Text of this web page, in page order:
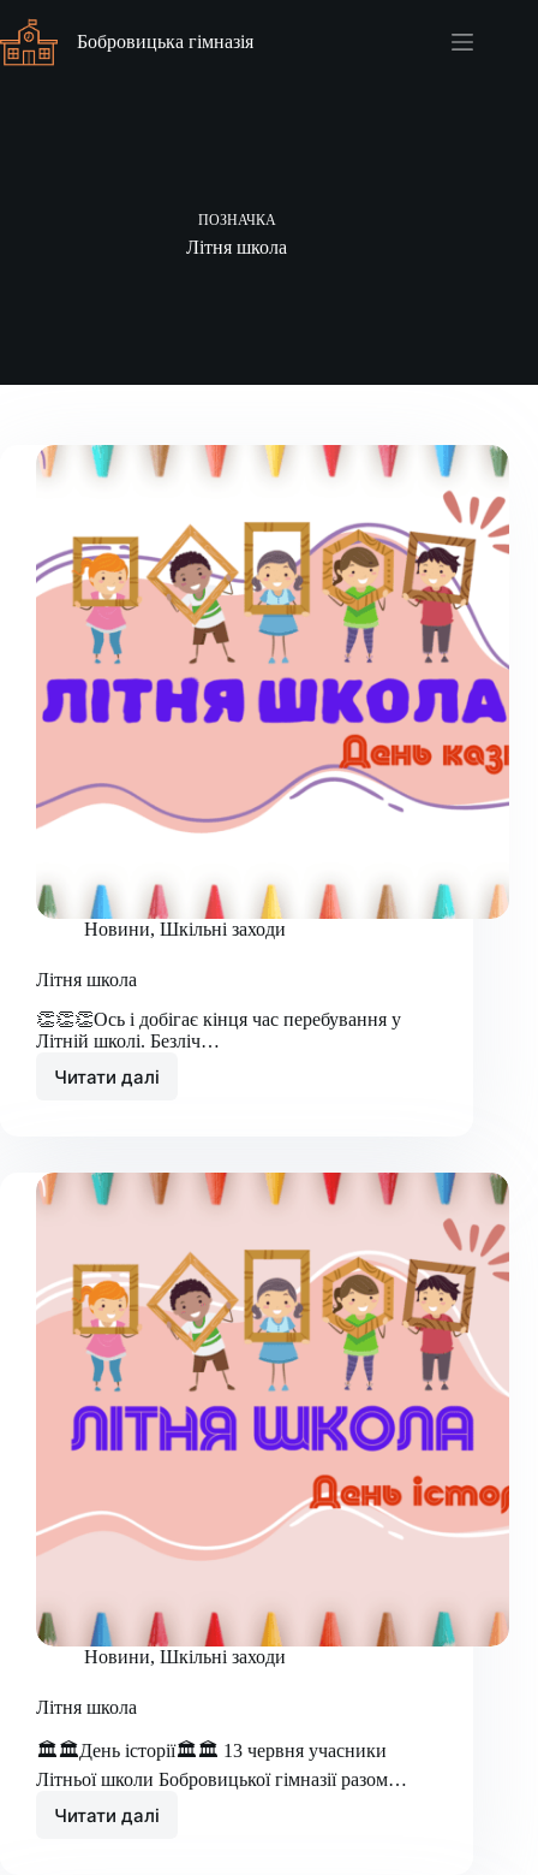
вмісту
Бобровицька гімназія
ПОЗНАЧКА
Літня школа
Новини, Шкільні заходи
Літня школа
👏👏👏Ось і добігає кінця час перебування у
Літній школі. Безліч…
Читати далі
Літня
Новини, Шкільні заходи
Літня школа
🏛🏛День історії🏛🏛 13 червня учасники
Літньої школи Бобровицької гімназії разом…
Читати далі
Літня